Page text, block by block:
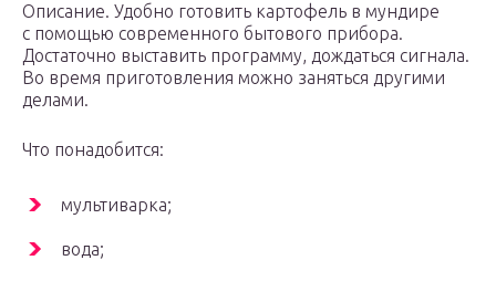
Описание. Удобно готовить картофель в мундире
с помощью современного бытового прибора.
Достаточно выставить программу, дождаться сигнала.
Во время приготовления можно заняться другими
делами.
Что понадобится:
мультиварка;
вода;